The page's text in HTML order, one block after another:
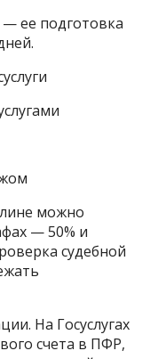
— ее подготовка
можно
— 50% и
судебной
На Госуслугах
счета в ПФР,